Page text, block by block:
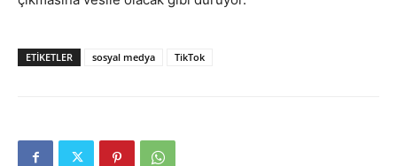
ETIKETLER sosyal medya TikTok